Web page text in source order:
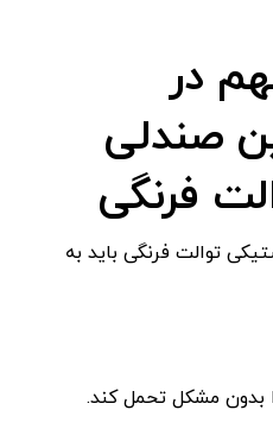
در
صندلی
فرنگی
توالت فرنگی باید به
بدون مشکل تحمل کند.